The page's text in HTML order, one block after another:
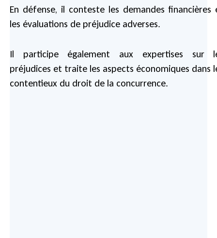
En défense, il conteste les demandes financières
les évaluations de préjudice adverses.
Il participe également aux expertises sur
préjudices et traite les aspects économiques dans
contentieux du droit de la concurrence.